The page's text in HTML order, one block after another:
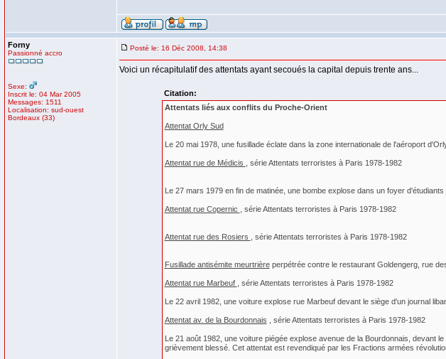
Forny
Passionné accro
Sexe:
Inscrit le: 04 Mar 2005
Messages: 1511
Localisation: sud-ouest
Bordeaux (33)
Posté le: 16 Déc 2008, 14:38
Voici un récapitulatif des attentats ayant secoués la capital depuis trente ans...
Citation:
Attentats liés aux conflits du Proche-Orient
Attentat Orly Sud
Le 20 mai 1978, une fusillade éclate dans la zone internationale de l'aéroport
Attentat rue de Médicis , série Attentats terroristes à Paris 1978-1982
Le 27 mars 1979 en fin de matinée, une bombe explose dans un foyer
Attentat rue Copernic , série Attentats terroristes à Paris 1978-1982
Attentat rue des Rosiers , série Attentats terroristes à Paris 1978-1982
Fusillade antisémite meurtrièreperpétrée contre le restaurant Goldengerg, rue
Attentat rue Marbeuf , série Attentats terroristes à Paris 1978-1982
Le 22 avril 1982, une voiture explose rue Marbeuf devant le siège d'un journal
Attentat av. de la Bourdonnais , série Attentats terroristes à Paris 1978-1982
Le 21 août 1982, une voiture piégée explose avenue de la Bourdonnais, devant
grièvement blessé. Cet attentat est revendiqué par les Fractions armées